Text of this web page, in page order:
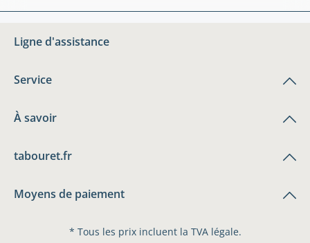
Ligne d'assistance
Service
À savoir
tabouret.fr
Moyens de paiement
* Tous les prix incluent la TVA légale.